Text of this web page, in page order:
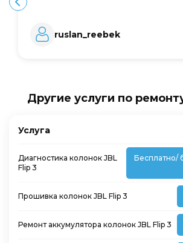
ruslan_reebek
Другие услуги по
Услуга
Диагностика колонок JBL
Flip 3
Бесплатно/
Прошивка колонок JBL Flip 3
Ремонт аккумулятора колонок JBL Flip 3